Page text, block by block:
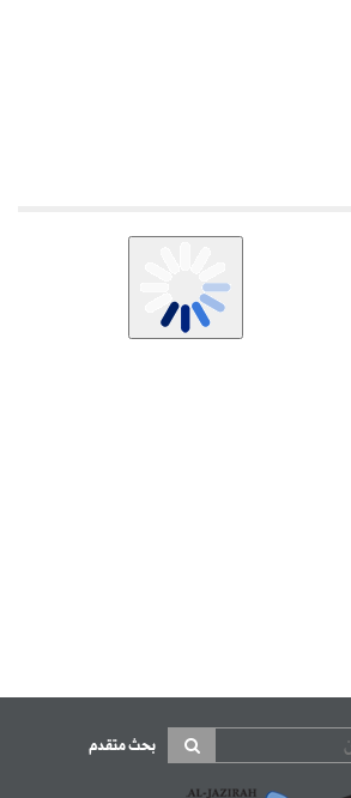
بحث متقدم